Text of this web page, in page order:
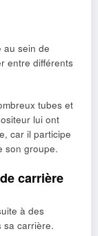
au sein de
entre différents
tubes et
lui ont
car il participe
son groupe.
carrière
à des
sa carrière.